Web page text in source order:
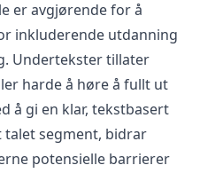
er avgjørende for å
inkluderende utdanning
Undertekster tillater
harde å høre å fullt ut
å gi en klar, tekstbasert
talet segment, bidrar
potensielle barrierer